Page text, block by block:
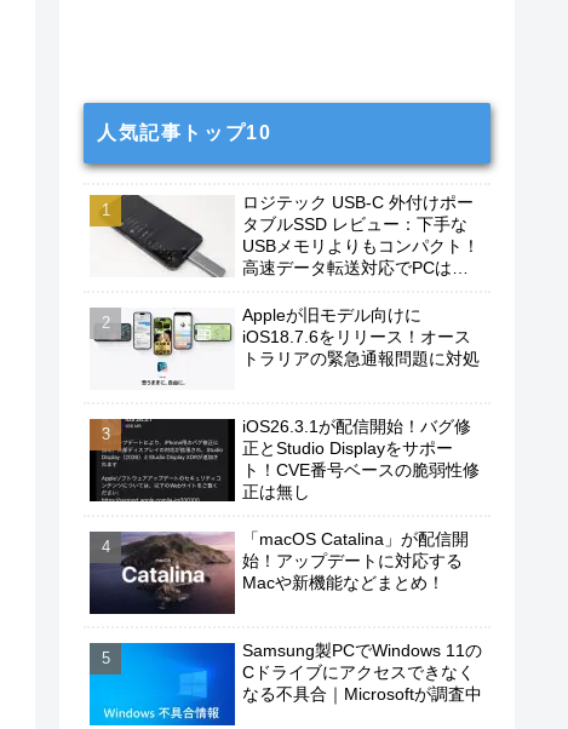
人気記事トップ10
ロジテック USB-C 外付けポー
タブルSSD レビュー：下手な
USBメモリよりもコンパクト！
高速データ転送対応でPCは勿
もおすすめ！
Appleが旧モデル向けに
iOS18.7.6をリリース！オース
トラリアの緊急通報問題に対処
iOS26.3.1が配信開始！バグ修
正とStudio Displayをサポー
ト！CVE番号ベースの脆弱性修
正は無し
「macOS Catalina」が配信開
始！アップデートに対応する
Macや新機能などまとめ！
Samsung製PCでWindows 11の
Cドライブにアクセスできなく
なる不具合｜Microsoftが調査中